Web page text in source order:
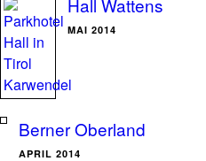
Hall Wattens
MAI 2014
Berner Oberland
APRIL 2014